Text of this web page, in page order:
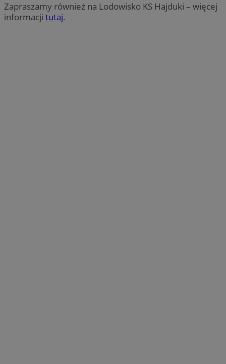
Zapraszamy również na Lodowisko KS Hajduki – więcej
informacji tutaj.